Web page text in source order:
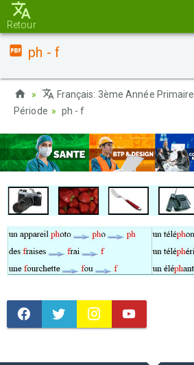
Retour
ph - f
Français: 3ème Année Primaire
Période
ph - f